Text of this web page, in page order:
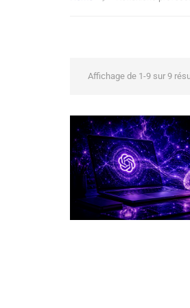
Affichage de 1-9 sur 9